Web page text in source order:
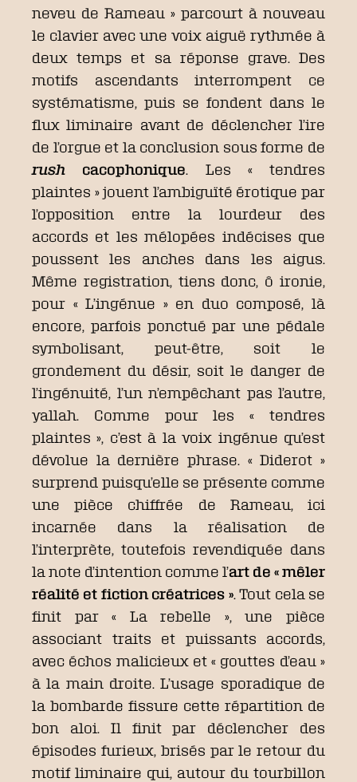
neveu de Rameau » parcourt à nouveau
le clavier avec une voix aiguë rythmée à
deux temps et sa réponse grave. Des
motifs ascendants interrompent ce
systématisme, puis se fondent dans le
flux liminaire avant de déclencher l’ire
de l’orgue et la conclusion sous forme de
rush cacophonique. Les « tendres
plaintes » jouent l’ambiguïté érotique par
l’opposition entre la lourdeur des
accords et les mélopées indécises que
poussent les anches dans les aigus.
Même registration, tiens donc, ô ironie,
pour « L’ingénue » en duo composé, là
encore, parfois ponctué par une pédale
symbolisant, peut-être, soit le
grondement du désir, soit le danger de
l’ingénuité, l’un n’empêchant pas l’autre,
yallah. Comme pour les « tendres
plaintes », c’est à la voix ingénue qu’est
dévolue la dernière phrase. « Diderot »
surprend puisqu’elle se présente comme
une pièce chiffrée de Rameau, ici
incarnée dans la réalisation de
l’interprète, toutefois revendiquée dans
la note d’intention comme l’art de « mêler
réalité et fiction créatrices ». Tout cela se
finit par « La rebelle », une pièce
associant traits et puissants accords,
avec échos malicieux et « gouttes d’eau »
à la main droite. L’usage sporadique de
la bombarde fissure cette répartition de
bon aloi. Il finit par déclencher des
épisodes furieux, brisés par le retour du
motif liminaire qui, autour du tourbillon